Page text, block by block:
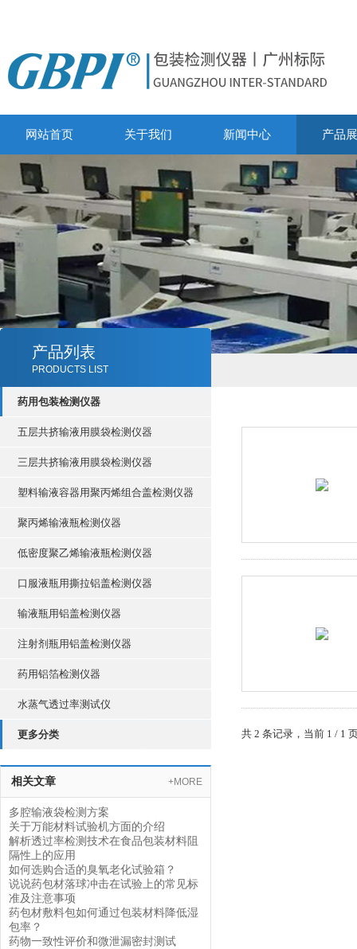
网站首页 关于我们 新闻中心 产品
产品列表
PRODUCTS LIST
药用包装检测仪器
五层共挤输液用膜袋检测仪器
三层共挤输液用膜袋检测仪器
塑料输液容器用聚丙烯组合盖检测仪器
聚丙烯输液瓶检测仪器
低密度聚乙烯输液瓶检测仪器
口服液瓶用撕拉铝盖检测仪器
输液瓶用铝盖检测仪器
注射剂瓶用铝盖检测仪器
药用铝箔检测仪器
水蒸气透过率测试仪
更多分类
相关文章 +MORE
多腔输液袋检测方案
关于万能材料试验机方面的介绍
解析透过率检测技术在食品包装材料阻
隔性上的应用
如何选购合适的臭氧老化试验箱？
说说药包材落球冲击在试验上的常见标
准及注意事项
药包材敷料包如何通过包装材料降低湿
包率？
药物一致性评价和微泄漏密封测试
共 2 条记录，当前 1 / 1